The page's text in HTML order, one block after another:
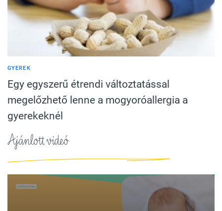
GYEREK
Egy egyszerű étrendi változtatással
megelőzhető lenne a mogyoróallergia a
gyerekeknél
Ajánlott videó